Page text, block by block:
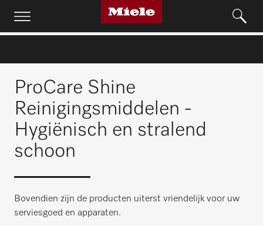
ProCare Shine
Reinigingsmiddelen -
Hygiënisch en stralend
schoon
Bovendien zijn de producten uiterst vriendelijk voor uw
serviesgoed en apparaten.